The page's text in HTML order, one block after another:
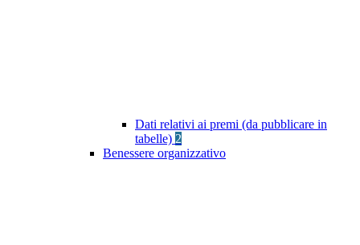
Dati relativi ai premi (da pubblicare in
tabelle) 2
Benessere organizzativo